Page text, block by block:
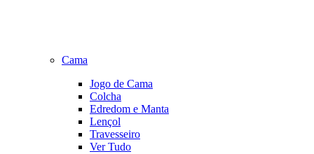
Cama
Jogo de Cama
Colcha
Edredom e Manta
Lençol
Travesseiro
Ver Tudo